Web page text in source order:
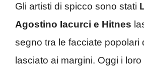
Gli artisti di spicco sono stati
Agostino Iacurci e Hitnes
segno tra le facciate popolari
lasciato ai margini. Oggi i